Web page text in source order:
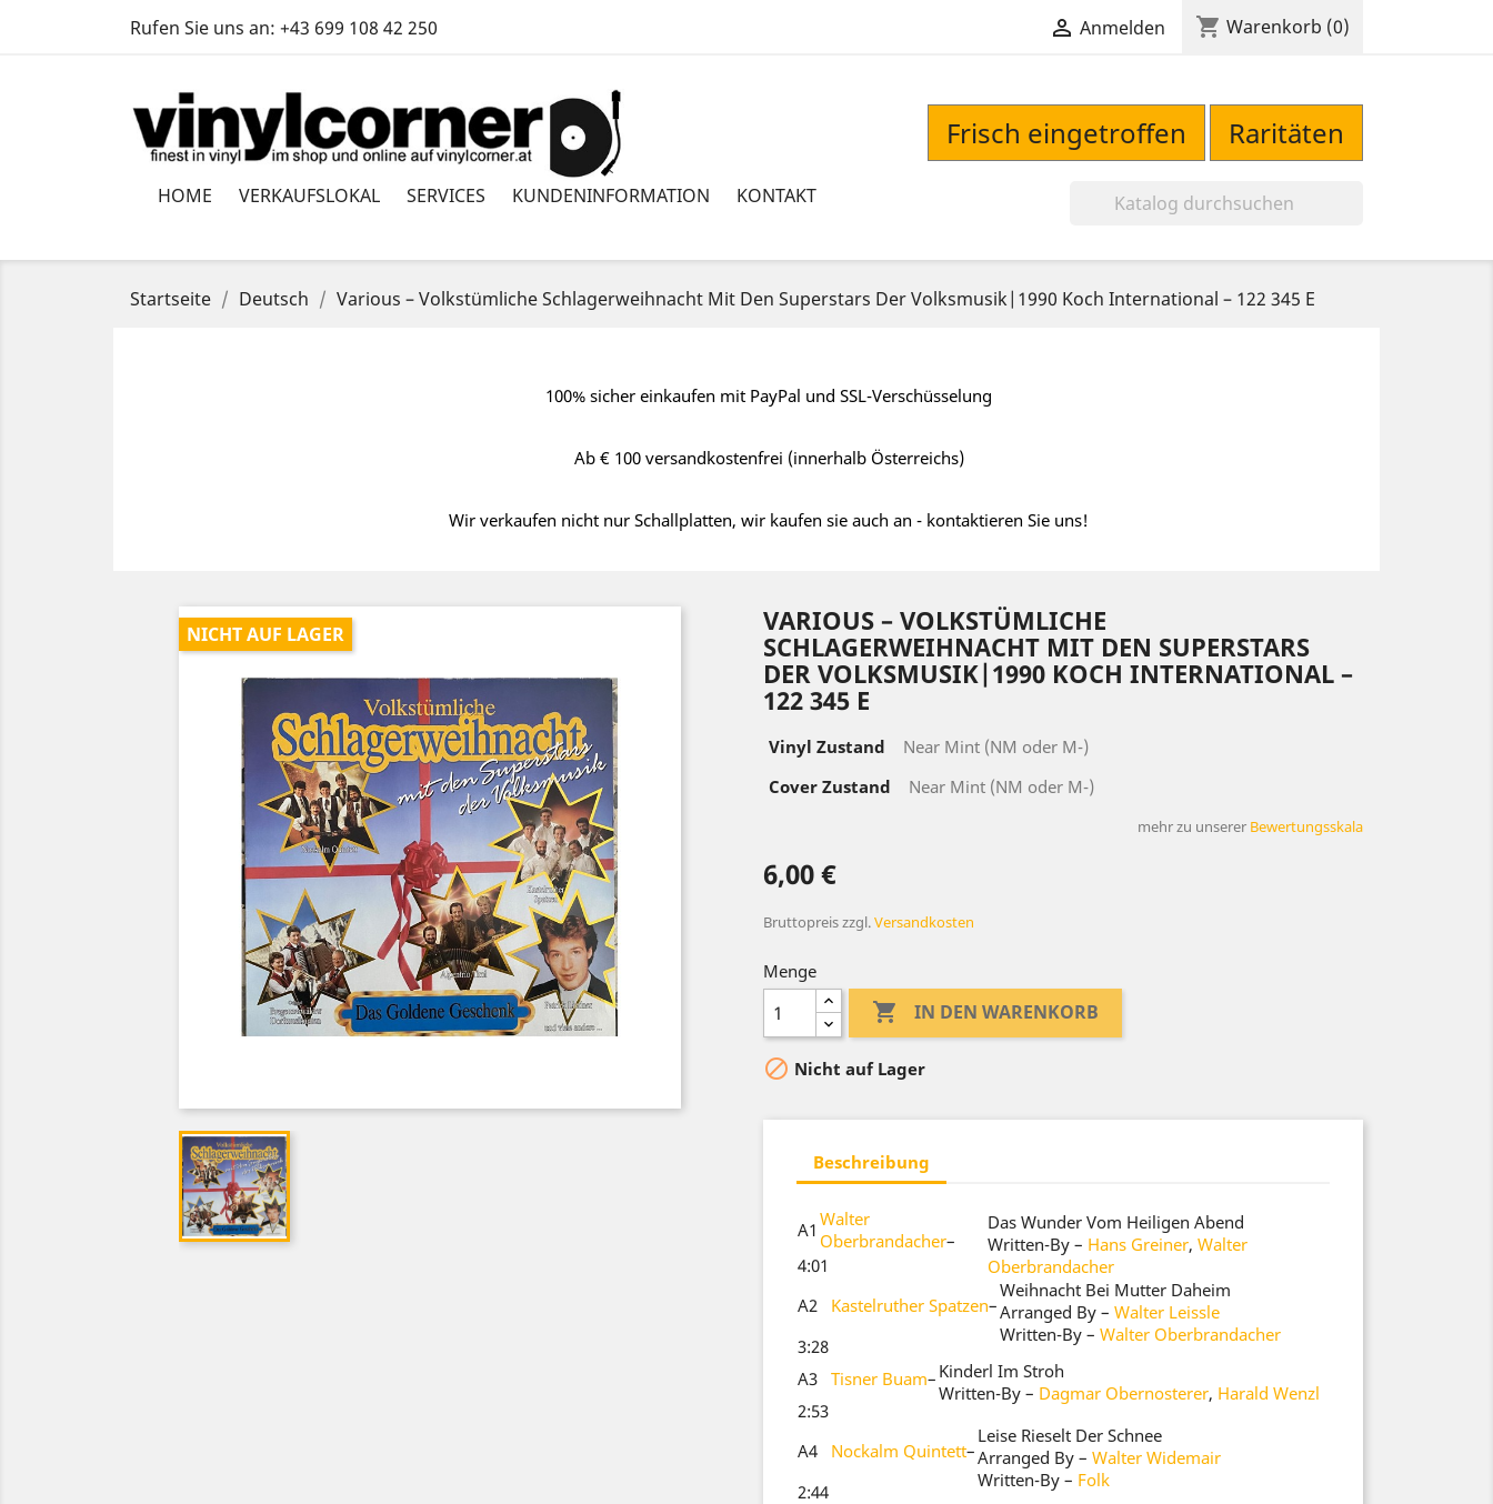
Rufen Sie uns an: +43 699 108 42 250  Anmelden shopping_cart Warenkorb (0)
Frisch eingetroffen Raritäten
HOME VERKAUFSLOKAL SERVICES KUNDENINFORMATION KONTAKT
Startseite Deutsch Various – Volkstümliche Schlagerweihnacht Mit Den Superstars Der Volksmusik|1990 Koch International – 122 345 E
100% sicher einkaufen mit PayPal und SSL-Verschüsselung
Ab € 100 versandkostenfrei (innerhalb Österreichs)
Wir verkaufen nicht nur Schallplatten, wir kaufen sie auch an - kontaktieren Sie uns!
NICHT AUF LAGER
VARIOUS – VOLKSTÜMLICHE
SCHLAGERWEIHNACHT MIT DEN SUPERSTARS
DER VOLKSMUSIK|1990 KOCH INTERNATIONAL –
122 345 E
Vinyl Zustand
Near Mint (NM oder M-)
Cover Zustand
Near Mint (NM oder M-)
mehr zu unserer Bewertungsskala
6,00 €
Bruttopreiszzgl.Versandkosten
Menge
 IN DEN WARENKORB
 Nicht auf Lager
Beschreibung
A1 Walter
Oberbrandacher–
Das Wunder Vom Heiligen Abend
Written-By – Hans Greiner, Walter
Oberbrandacher
4:01
A2
Kastelruther Spatzen–
Weihnacht Bei Mutter Daheim
Arranged By – Walter Leissle
Written-By – Walter Oberbrandacher
3:28
A3 Tisner Buam– Kinderl Im Stroh
Written-By – Dagmar Obernosterer, Harald Wenzl
2:53
A4
Nockalm Quintett–
Leise Rieselt Der Schnee
Arranged By – Walter Widemair
Written-By – Folk
2:44